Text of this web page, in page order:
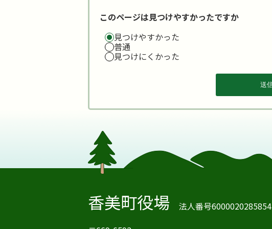
このページは見つけやすかったですか
見つけやすかった
普通
見つけにくかった
香美町役場
法人番号6000020285854